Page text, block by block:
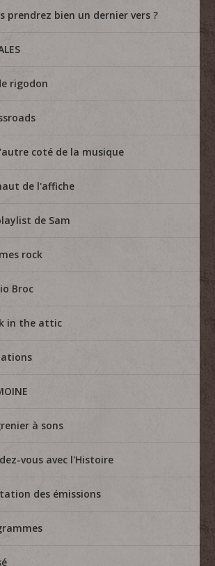
prendrez bien un dernier vers ?
rigodon
coté de la musique
de l'affiche
de Sam
rock
Broc
in the attic
à sons
vous avec l'Histoire
des émissions